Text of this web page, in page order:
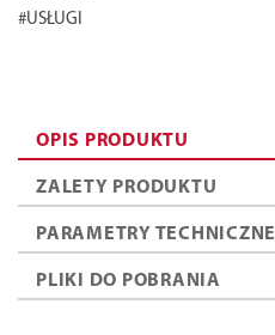
#USŁUGI
OPIS PRODUKTU
ZALETY PRODUKTU
PARAMETRY TECHNICZNE
PLIKI DO POBRANIA